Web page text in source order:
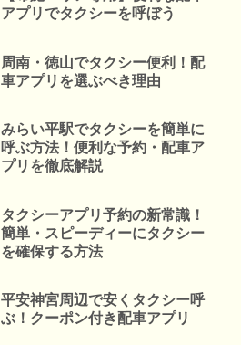
アプリでタクシーを呼ぼう
周南・徳山でタクシー便利！配
車アプリを選ぶべき理由
みらい平駅でタクシーを簡単に
呼ぶ方法！便利な予約・配車ア
プリを徹底解説
タクシーアプリ予約の新常識！
簡単・スピーディーにタクシー
を確保する方法
平安神宮周辺で安くタクシー呼
ぶ！クーポン付き配車アプリ